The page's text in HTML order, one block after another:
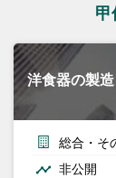
洋食器の製
総合・そ
非公開